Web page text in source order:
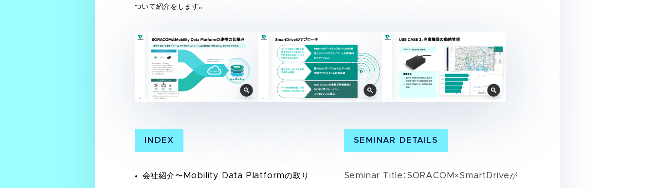
ついて紹介をします。
INDEX
会社紹介〜Mobility Data Platformの取り
SEMINAR DETAILS
Seminar Title： SORACOM×SmartDriveが